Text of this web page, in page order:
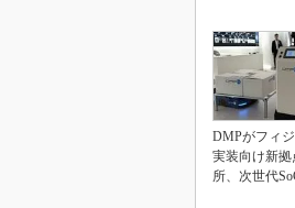
DMPがフィ
実装向け新拠
所、次世代